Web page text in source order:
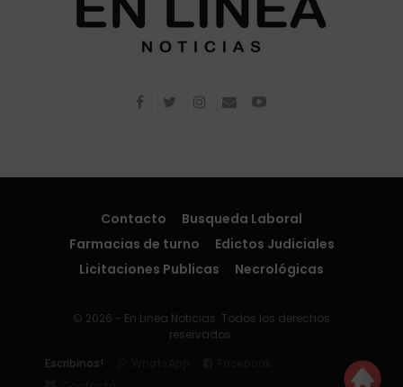
Contacto
Busqueda Laboral
Farmacias de turno
Edictos Judiciales
Licitaciones Publicas
Necrológicas
© 2026 - En Linea Noticias. Todos los derechos
reservados.
Escribinos!